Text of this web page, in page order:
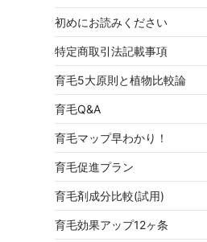
初めにお読みください
特定商取引法記載事項
育毛5大原則と植物比較論
育毛Q&A
育毛マップ早わかり！
育毛促進プラン
育毛剤成分比較(試用)
育毛効果アップ12ヶ条